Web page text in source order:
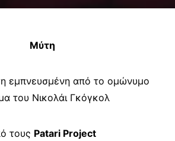
Μύτη
εμπνευσμένη από το ομώνυμο
του Νικολάι Γκόγκολ
τους Patari Project